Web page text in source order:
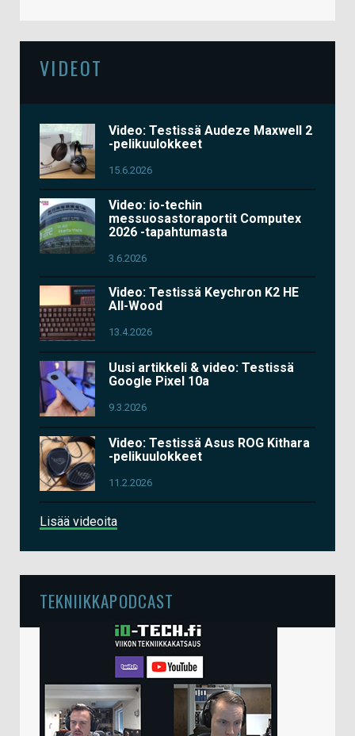
VIDEOT
Video: Testissä Audeze Maxwell 2
-pelikuulokkeet
15.6.2026
Video: io-techin
messuosastoraportit Computex
2026 -tapahtumasta
3.6.2026
Video: Testissä Keychron K2 HE
All-Wood
13.4.2026
Uusi artikkeli & video: Testissä
Google Pixel 10a
9.3.2026
Video: Testissä Asus ROG Kithara
-pelikuulokkeet
11.2.2026
Lisää videoita
TEKNIIKKAPODCAST